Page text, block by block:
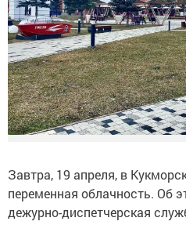
Завтра, 19 апреля, в
переменная облачность. Об
дежурно-диспетчерская